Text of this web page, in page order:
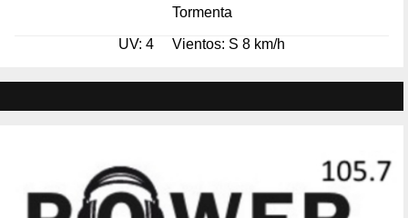
Tormenta
UV: 4 Vientos: S 8 km/h